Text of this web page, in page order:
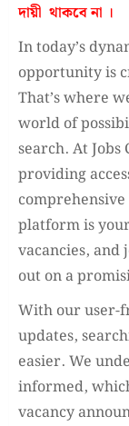
দায়ী থাকবে না ।
In today’s
opportunity is
That’s where
world of
search. At
providing
platform is
vacancies, and
out on a
With our user-
updates,
easier. We
informed,
vacancy